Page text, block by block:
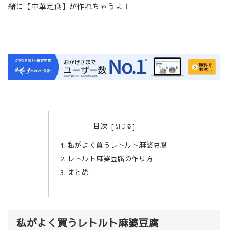
緒に【中華定食】が作れちゃうよ！
目次
私がよく買うレトルト麻婆豆腐
レトルト麻婆豆腐の作り方
まとめ
私がよく買うレトルト麻婆豆腐